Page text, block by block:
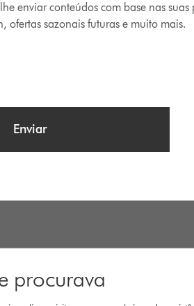
enviar conteúdos com base nas suas
ofertas sazonais futuras e muito mais.
Enviar
procurava